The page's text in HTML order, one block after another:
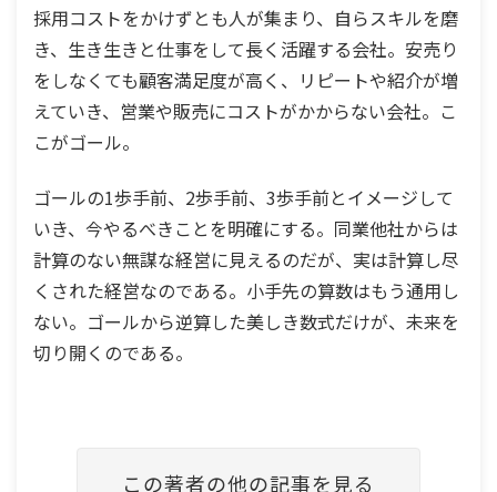
採用コストをかけずとも人が集まり、自らスキルを磨
き、生き生きと仕事をして長く活躍する会社。安売り
をしなくても顧客満足度が高く、リピートや紹介が増
えていき、営業や販売にコストがかからない会社。こ
こがゴール。
ゴールの1歩手前、2歩手前、3歩手前とイメージして
いき、今やるべきことを明確にする。同業他社からは
計算のない無謀な経営に見えるのだが、実は計算し尽
くされた経営なのである。小手先の算数はもう通用し
ない。ゴールから逆算した美しき数式だけが、未来を
切り開くのである。
この著者の他の記事を見る